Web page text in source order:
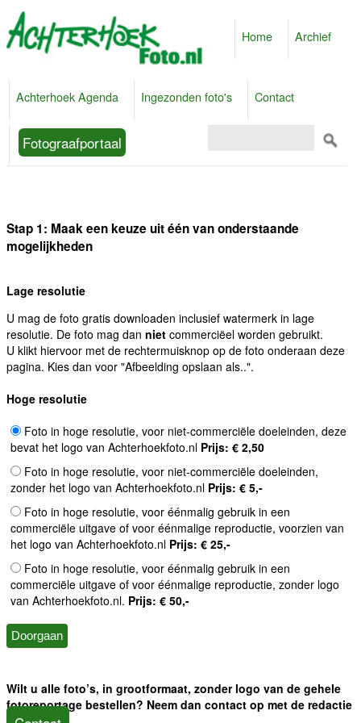
Home Archief
Achterhoek Agenda Ingezonden foto's Contact
Fotograafportaal
Stap 1: Maak een keuze uit één van onderstaande
mogelijkheden
Lage resolutie
U mag de foto gratis downloaden inclusief watermerk in lage
resolutie. De foto mag dan niet commerciëel worden gebruikt.
U klikt hiervoor met de rechtermuisknop op de foto onderaan deze
pagina. Kies dan voor "Afbeelding opslaan als..".
Hoge resolutie
Foto in hoge resolutie, voor niet-commerciële doeleinden, deze
bevat het logo van Achterhoekfoto.nl Prijs: € 2,50
Foto in hoge resolutie, voor niet-commerciële doeleinden,
zonder het logo van Achterhoekfoto.nl Prijs: € 5,-
Foto in hoge resolutie, voor éénmalig gebruik in een
commerciële uitgave of voor éénmalige reproductie, voorzien van
het logo van Achterhoekfoto.nl Prijs: € 25,-
Foto in hoge resolutie, voor éénmalig gebruik in een
commerciële uitgave of voor éénmalige reproductie, zonder logo
van Achterhoekfoto.nl. Prijs: € 50,-
Wilt u alle foto’s, in grootformaat, zonder logo van de gehele
fotoreportage bestellen? Neem dan contact op met de redactie